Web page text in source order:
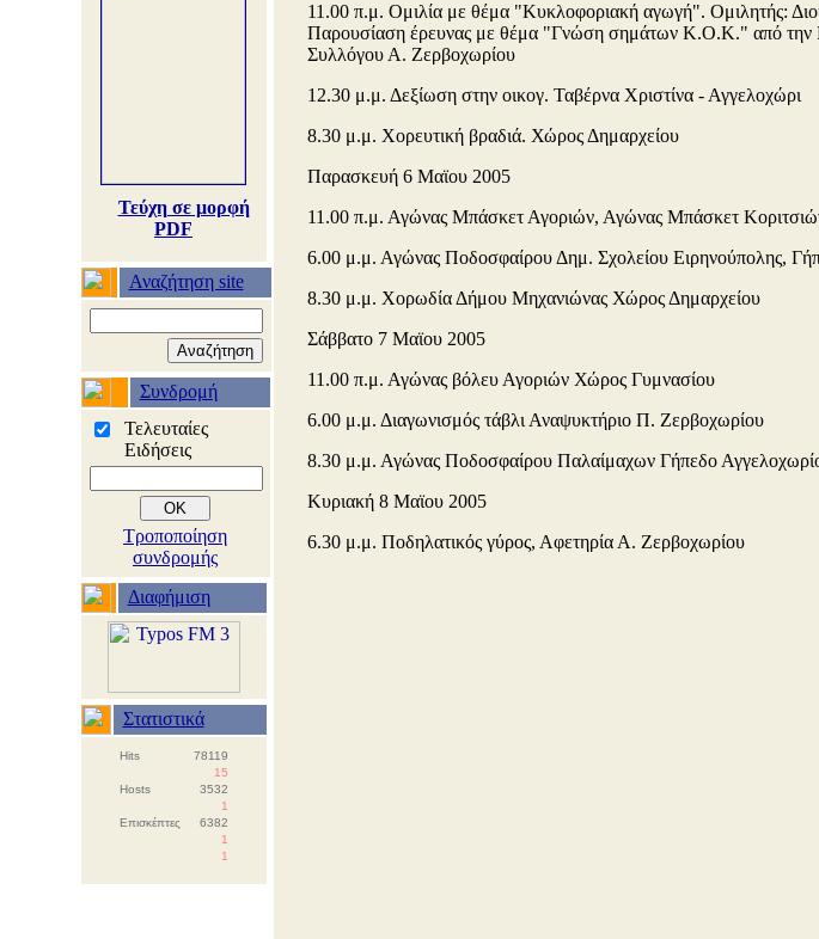
Τεύχη σε μορφή
PDF
Αναζήτηση site
Συνδρομή
Τελευταίες
Ειδήσεις
Τροποποίηση
συνδρομής
Διαφήμιση
Στατιστικά
Hits
78119
15
Hosts
3532
1
Επισκέπτες
6382
1
1
11.00 π.μ. Ομιλία με θέμα "Κυκλοφοριακή αγωγή". Ομιλητής:
Παρουσίαση έρευνας με θέμα "Γνώση σημάτων Κ.Ο.Κ." από την
Συλλόγου Α. Ζερβοχωρίου
12.30 μ.μ. Δεξίωση στην οικογ. Ταβέρνα Χριστίνα - Αγγελοχώρι
8.30 μ.μ. Χορευτική βραδιά. Χώρος Δημαρχείου
Παρασκευή 6 Μαϊου 2005
11.00 π.μ. Αγώνας Μπάσκετ Αγοριών, Αγώνας Μπάσκετ
6.00 μ.μ. Αγώνας Ποδοσφαίρου Δημ. Σχολείου Ειρηνούπολης,
8.30 μ.μ. Χορωδία Δήμου Μηχανιώνας Χώρος Δημαρχείου
Σάββατο 7 Μαϊου 2005
11.00 π.μ. Αγώνας βόλευ Αγοριών Χώρος Γυμνασίου
6.00 μ.μ. Διαγωνισμός τάβλι Αναψυκτήριο Π. Ζερβοχωρίου
8.30 μ.μ. Αγώνας Ποδοσφαίρου Παλαίμαχων Γήπεδο
Κυριακή 8 Μαϊου 2005
6.30 μ.μ. Ποδηλατικός γύρος, Αφετηρία Α. Ζερβοχωρίου